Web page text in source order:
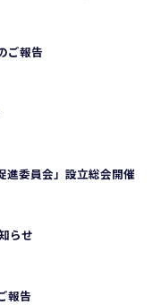
ご報告
進委員会」設立総会開催
らせ
報告